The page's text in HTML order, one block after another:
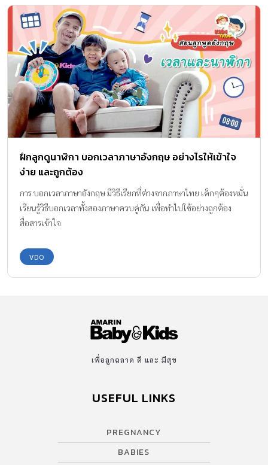
ฝึกลูกดูนาฬิกา บอกเวลาภาษาอังกฤษ อย่างไรให้เข้าใจ
ง่าย และถูกต้อง
การ บอกเวลาภาษาอังกฤษ มีวิธีเรียกที่ต่างจากภาษาไทย เด็กๆต้องหมั่น
เรียนรู้วิธีบอกเวลาทั้งสองภาษาควบคู่กัน เพื่อทำไปใช้อย่างถูกต้อง
สื่อสารเข้าใจ
VDO
เพื่อลูกฉลาด ดี และ มีสุข
USEFUL LINKS
PREGNANCY
BABIES